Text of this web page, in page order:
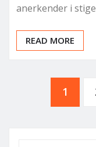
anerkender i
READ MORE
1